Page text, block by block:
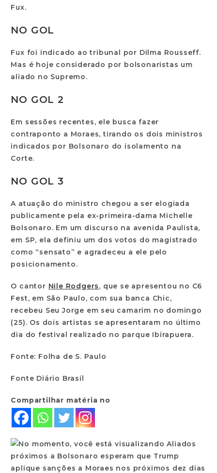
Fux.
NO GOL
Fux foi indicado ao tribunal por Dilma Rousseff.
Mas é hoje considerado por bolsonaristas um
aliado no Supremo.
NO GOL 2
Em sessões recentes, ele busca fazer
contraponto a Moraes, tirando os dois ministros
indicados por Bolsonaro do isolamento na
Corte.
NO GOL 3
A atuação do ministro chegou a ser elogiada
publicamente pela ex-primeira-dama Michelle
Bolsonaro. Em um discurso na avenida Paulista,
em SP, ela definiu um dos votos do magistrado
como “sensato” e agradeceu a ele pelo
posicionamento.
O cantor Nile Rodgers, que se apresentou no C6
Fest, em São Paulo, com sua banca Chic,
recebeu Seu Jorge em seu camarim no domingo
(25). Os dois artistas se apresentaram no último
dia do festival realizado no parque Ibirapuera.
Fonte: Folha de S. Paulo
Fonte Diário Brasil
Compartilhar matéria no